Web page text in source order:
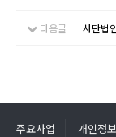
다음글 사단법
주요사업 개인정